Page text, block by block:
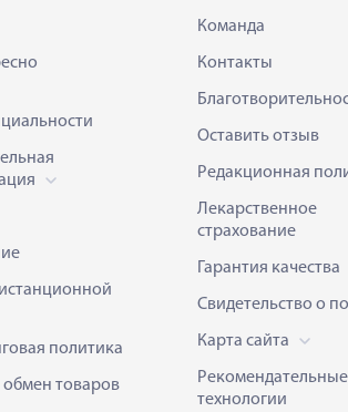
политика
обмен товаров
Команда
Контакты
Оставить отзыв
Редакционная
Лекарственное
страхование
Гарантия качества
Свидетельство о
Карта сайта
Рекомендательные
технологии